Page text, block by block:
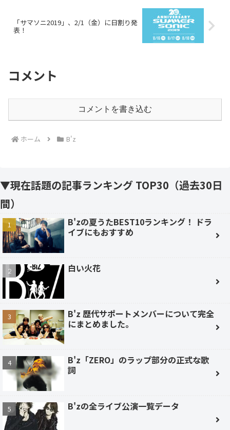
「サマソニ2019」、2/1（金）に日割り発
表！
コメント
コメントを書き込む
ホーム B'z
▼現在話題の記事ランキング TOP30（過去30日
間）
B'zの夏うたBEST10ランキング！ ドラ
イブにもおすすめ
白い火花
B'z 歴代サポートメンバーについて完全
にまとめました。
B'z「ZERO」のラップ部分の正式な歌
詞
B'zの全ライブ公演一覧データ